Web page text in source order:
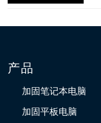
产品
加固笔记本电脑
加固平板电脑